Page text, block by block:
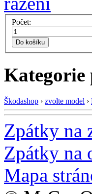
Počet:
Do košíku
Škodashop › zvolte model ›
Zpátky na
Zpátky na
Mapa